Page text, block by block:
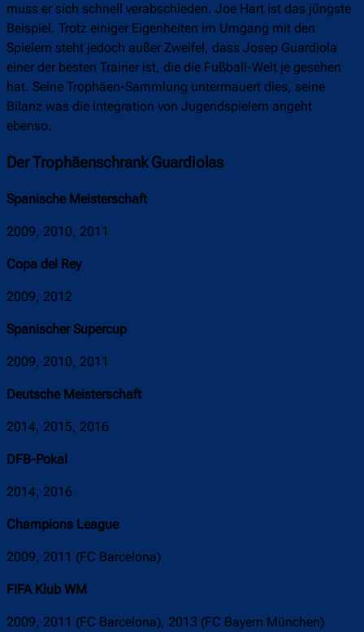
muss er sich schnell verabschieden. Joe Hart ist das jüngste
Beispiel. Trotz einiger Eigenheiten im Umgang mit den
Spielern steht jedoch außer Zweifel, dass Josep Guardiola
einer der besten Trainer ist, die die Fußball-Welt je gesehen
hat. Seine Trophäen-Sammlung untermauert dies, seine
Bilanz was die Integration von Jugendspielern angeht
ebenso.
Der Trophäenschrank Guardiolas
Spanische Meisterschaft
2009, 2010, 2011
Copa del Rey
2009, 2012
Spanischer Supercup
2009, 2010, 2011
Deutsche Meisterschaft
2014, 2015, 2016
DFB-Pokal
2014, 2016
Champions League
2009, 2011 (FC Barcelona)
FIFA Klub WM
2009, 2011 (FC Barcelona), 2013 (FC Bayern München)